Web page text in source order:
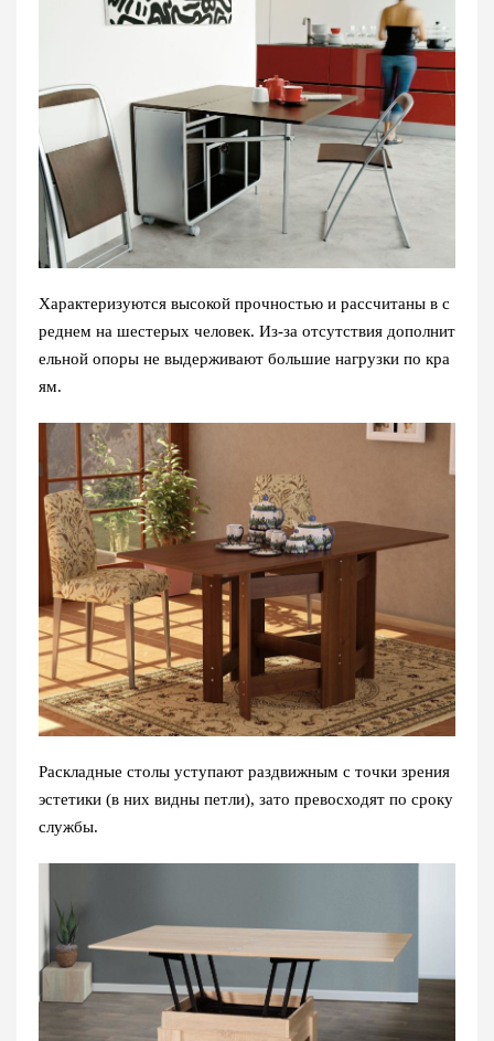
Характеризуются высокой прочностью и рассчитаны в с
реднем на шестерых человек. Из-за отсутствия дополнит
ельной опоры не выдерживают большие нагрузки по кра
ям.
Раскладные столы уступают раздвижным с точки зрения
эстетики (в них видны петли), зато превосходят по сроку
службы.